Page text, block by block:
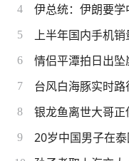
4 伊总统：伊朗要
5 上半年国内手机
6 情侣平潭拍日出坠
7 台风白海豚实时路
8 银龙鱼离世大哥
9 20岁中国男子在